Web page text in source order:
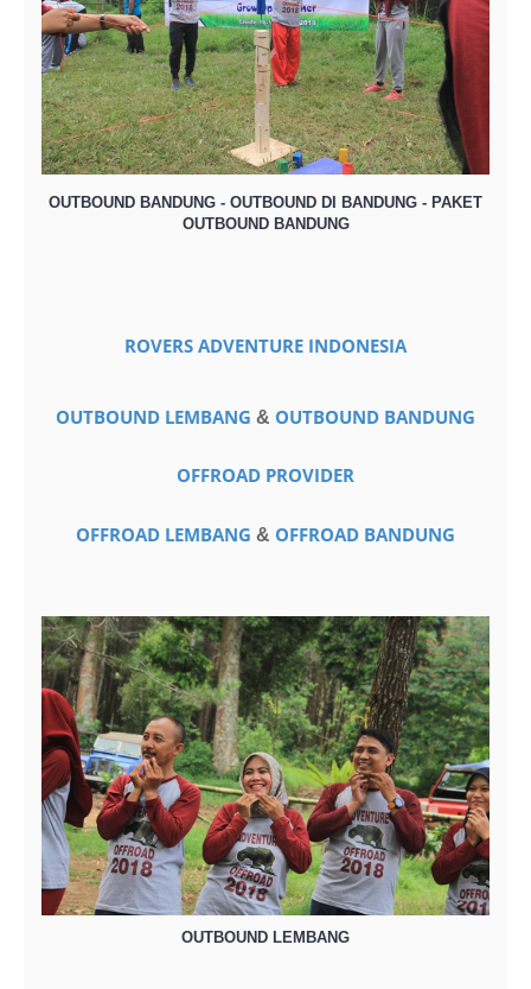
OUTBOUND BANDUNG - OUTBOUND DI BANDUNG - PAKET
OUTBOUND BANDUNG
ROVERS ADVENTURE INDONESIA
OUTBOUND LEMBANG & OUTBOUND BANDUNG
OFFROAD PROVIDER
OFFROAD LEMBANG & OFFROAD BANDUNG
OUTBOUND LEMBANG